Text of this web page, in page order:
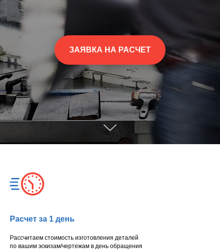
ЗАЯВКА НА РАСЧЕТ
Расчет за 1 день
Рассчитаем стоимость изготовления деталей
по вашим эскизам/чертежам в день обращения